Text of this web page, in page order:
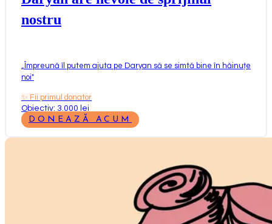
nostru
Împreună îl putem ajuta pe Daryan să se simtă bine în hăinuțe
noi"
✨ Fii primul donator
Obiectiv: 3.000 lei
DONEAZĂ ACUM